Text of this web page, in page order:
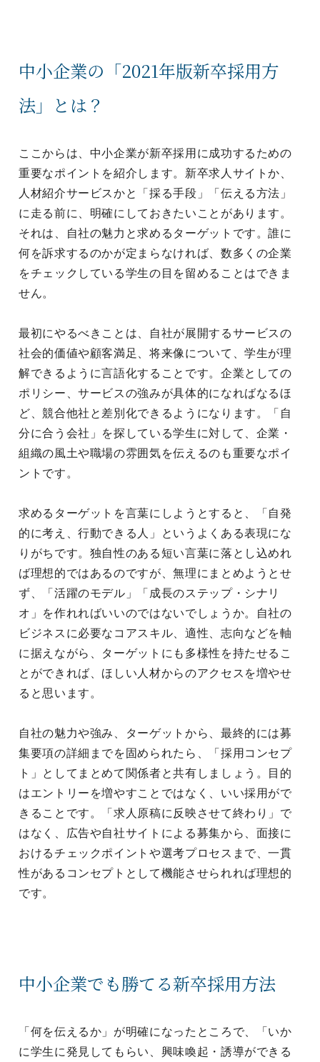
中小企業の「2021年版新卒採用方
法」とは？
ここからは、中小企業が新卒採用に成功するための
重要なポイントを紹介します。新卒求人サイトか、
人材紹介サービスかと「採る手段」「伝える方法」
に走る前に、明確にしておきたいことがあります。
それは、自社の魅力と求めるターゲットです。誰に
何を訴求するのかが定まらなければ、数多くの企業
をチェックしている学生の目を留めることはできま
せん。
最初にやるべきことは、自社が展開するサービスの
社会的価値や顧客満足、将来像について、学生が理
解できるように言語化することです。企業としての
ポリシー、サービスの強みが具体的になればなるほ
ど、競合他社と差別化できるようになります。「自
分に合う会社」を探している学生に対して、企業・
組織の風土や職場の雰囲気を伝えるのも重要なポイ
ントです。
求めるターゲットを言葉にしようとすると、「自発
的に考え、行動できる人」というよくある表現にな
りがちです。独自性のある短い言葉に落とし込めれ
ば理想的ではあるのですが、無理にまとめようとせ
ず、「活躍のモデル」「成長のステップ・シナリ
オ」を作れればいいのではないでしょうか。自社の
ビジネスに必要なコアスキル、適性、志向などを軸
に据えながら、ターゲットにも多様性を持たせるこ
とができれば、ほしい人材からのアクセスを増やせ
ると思います。
自社の魅力や強み、ターゲットから、最終的には募
集要項の詳細までを固められたら、「採用コンセプ
ト」としてまとめて関係者と共有しましょう。目的
はエントリーを増やすことではなく、いい採用がで
きることです。「求人原稿に反映させて終わり」で
はなく、広告や自社サイトによる募集から、面接に
おけるチェックポイントや選考プロセスまで、一貫
性があるコンセプトとして機能させられれば理想的
です。
中小企業でも勝てる新卒採用方法
「何を伝えるか」が明確になったところで、「いか
に学生に発見してもらい、興味喚起・誘導ができる